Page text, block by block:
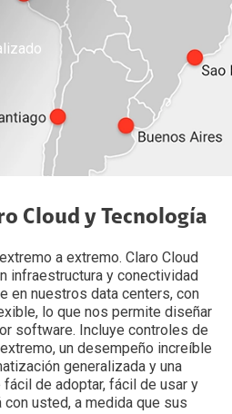
Cloud y Tecnología
a extremo. Claro Cloud
infraestructura y conectividad
en nuestros data centers, con
lo que nos permite diseñar
software. Incluye controles de
un desempeño increíble
generalizada y una
de adoptar, fácil de usar y
con usted, a medida que sus